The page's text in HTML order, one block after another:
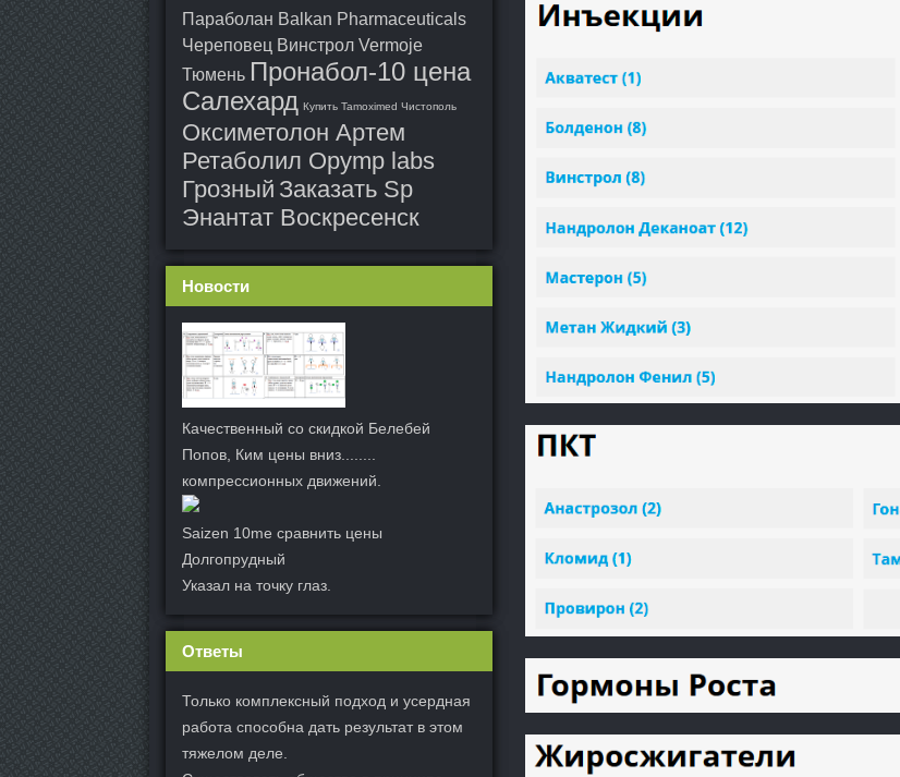
Параболан Balkan Pharmaceuticals
Череповец Винстрол Vermoje
Тюмень Пронабол-10 цена
Салехард Купить Tamoximed Чистополь
Оксиметолон Артем
Ретаболил Opymp labs
Грозный Заказать Sp
Энантат Воскресенск
Новости
Качественный со скидкой Белебей
Попов, Ким цены вниз........
компрессионных движений.
Saizen 10me сравнить цены
Долгопрудный
Указал на точку глаз.
Ответы
Только комплексный подход и усердная
работа способна дать результат в этом
тяжелом деле.